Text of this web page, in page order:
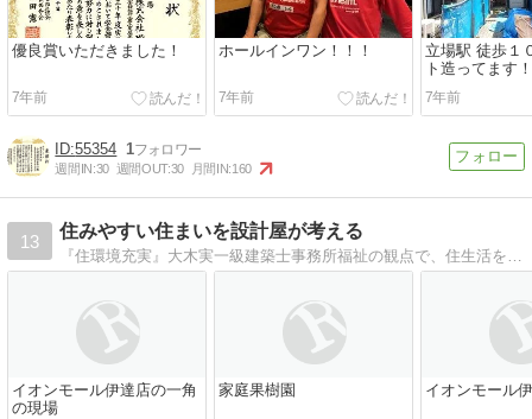
優良賞いただきました！
7年前
ホールインワン！！！
7年前
立場駅 徒歩１
ト造ってます！
7年前
55354 1
週間IN:30 週間OUT:30 月間IN:160
13
住みやすい住まいを設計屋が考える
イオンモール伊達店の一角
の現場
家庭果樹園 イオンモール